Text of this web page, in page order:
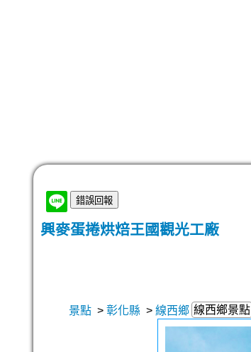
興麥蛋捲烘焙王國觀光工廠
景點 > 彰化縣 > 線西鄉 線西鄉景點